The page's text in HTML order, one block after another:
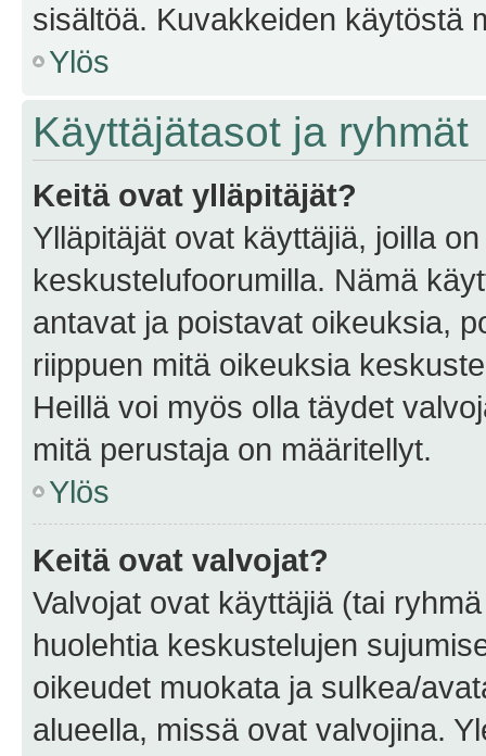
sisältöä. Kuvakkeiden käytöstä
Ylös
Käyttäjätasot ja ryhmät
Keitä ovat ylläpitäjät?
Ylläpitäjät ovat käyttäjiä, joilla
keskustelufoorumilla. Nämä
antavat ja poistavat oikeuksia,
riippuen mitä oikeuksia
Heillä voi myös olla täydet
mitä perustaja on määritellyt.
Ylös
Keitä ovat valvojat?
Valvojat ovat käyttäjiä (tai
huolehtia keskustelujen
oikeudet muokata ja sulkea/
alueella, missä ovat valvojina.